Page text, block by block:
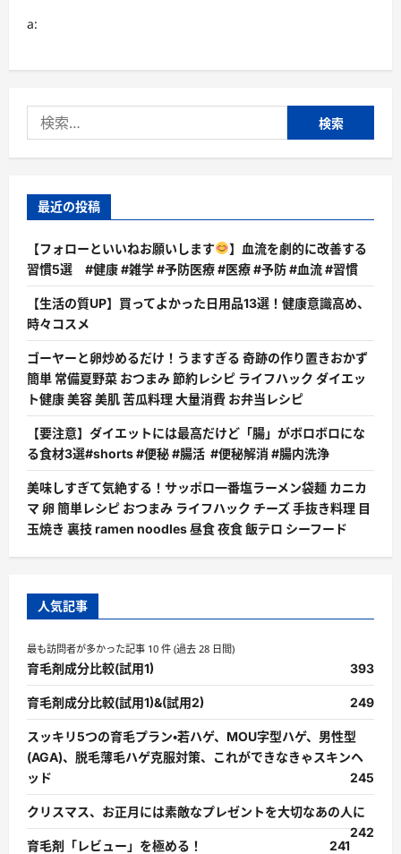
a:
索:
最近の投稿
【フォローといいねお願いします
】血流を劇的に改善する
習慣5選 #健康 #雑学 #予防医療 #医療 #予防 #血流 #習慣
【生活の質UP】買ってよかった日用品13選！健康意識高め、
時々コスメ
ゴーヤーと卵炒めるだけ！うますぎる 奇跡の作り置きおかず
簡単 常備夏野菜 おつまみ 節約レシピ ライフハック ダイエッ
ト健康 美容 美肌 苦瓜料理 大量消費 お弁当レシピ
【要注意】ダイエットには最高だけど「腸」がボロボロにな
る食材3選#shorts #便秘 #腸活 #便秘解消 #腸内洗浄
美味しすぎて気絶する！サッポロ一番塩ラーメン袋麺 カニカ
マ 卵 簡単レシピ おつまみ ライフハック チーズ 手抜き料理 目
玉焼き 裏技 ramen noodles 昼食 夜食 飯テロ シーフード
人気記事
最も訪問者が多かった記事 10 件 (過去 28 日間)
育毛剤成分比較(試用1) 393
育毛剤成分比較(試用1)&(試用2) 249
スッキリ5つの育毛プラン・若ハゲ、MOU字型ハゲ、男性型
(AGA)、脱毛薄毛ハゲ克服対策、これができなきゃスキンヘ
ッド
245
クリスマス、お正月には素敵なプレゼントを大切なあの人に
242
育毛剤「レビュー」を極める！
241